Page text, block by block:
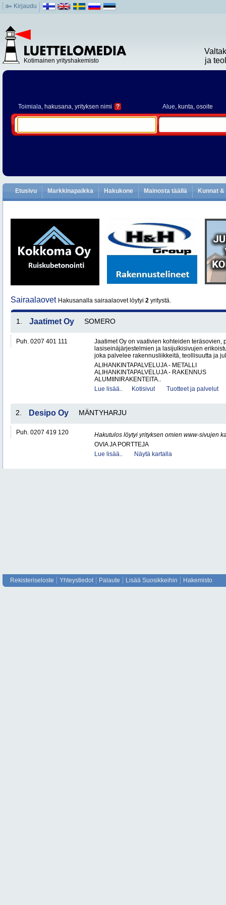
Kirjaudu
Kotimainen yrityshakemisto
ja
Toimiala, hakusana, yrityksen nimi ? Alue, kunta, osoite
Etusivu Markkinapaikka Hakukone Mainosta täällä Kunnat
Sairaalaovet Hakusanalla sairaalaovet löytyi 2 yritystä.
1. Jaatimet Oy SOMERO
Puh. 0207 401 111
Jaatimet Oy on vaativien kohteiden teräsovien,
lasiseinäjärjestelmien ja lasijulkisivujen
joka palvelee rakennusliikkeitä, teollisuutta ja
ALIHANKINTAPALVELUJA - METALLI
ALIHANKINTAPALVELUJA - RAKENNUS
ALUMIINIRAKENTEITA..
Lue lisää..
Kotisivut Tuotteet ja palvelut
2. Desipo Oy MÄNTYHARJU
Puh. 0207 419 120
Hakutulos löytyi yrityksen omien www-sivujen
OVIA JA PORTTEJA
Lue lisää..
Näytä kartalla
Rekisteriseloste Yhteystiedot Palaute Lisää Suosikkeihin Hakemisto